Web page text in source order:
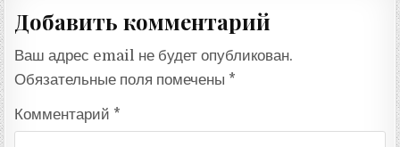
Добавить комментарий
Ваш адрес email не будет опубликован.
Обязательные поля помечены *
Комментарий *